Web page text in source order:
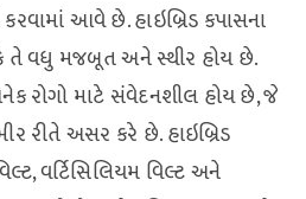
આવે છે. હાઇબ્રિડ કપાસના
તે વધુ મજબૂત અને સ્થીર હોય છે.
રોગો માટે સંવેદનશીલ હોય છે, જે
રીતે અસર કરે છે. હાઇબ્રિડ
વર્ટિસિલિયમ વિલ્ટ અને